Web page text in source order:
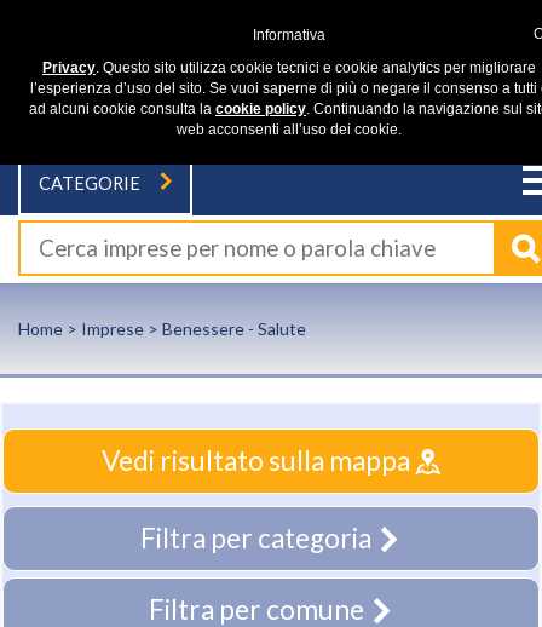
CATEGORIE
Home > Imprese > Benessere - Salute
Vedi risultato sulla mappa
Filtra per categoria
Filtra per comune
Informativa
Privacy. Questo sito utilizza cookie tecnici e cookie analytics per migliorare
l’esperienza d’uso del sito. Se vuoi saperne di più o negare il consenso a tutti
ad alcuni cookie consulta la cookie policy. Continuando la navigazione sul
web acconsenti all’uso dei cookie.